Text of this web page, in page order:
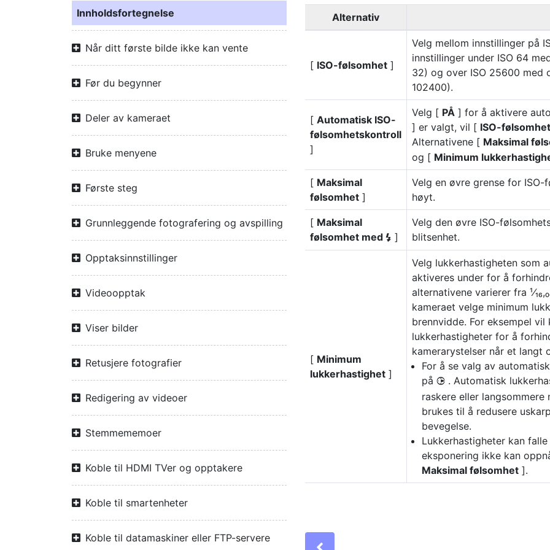
Innholdsfortegnelse
Når ditt første bilde ikke kan vente
Før du begynner
Deler av kameraet
Bruke menyene
Første steg
Grunnleggende fotografering og avspilling
Opptaksinnstillinger
Videoopptak
Viser bilder
Retusjere fotografier
Redigering av videoer
Stemmememoer
Koble til HDMI TVer og opptakere
Koble til smartenheter
Koble til datamaskiner eller FTP-servere
Alternativ
[ ISO-følsomhet ]
Velg mellom innstillinger på
innstillinger under ISO 64
32) og over ISO 25600 med
102400).
[ Automatisk ISO-
følsomhetskontroll
]
Velg [ PÅ ] for å aktivere
] er valgt, vil [ ISO-følsomhet
Alternativene [ Maksimal
og [ Minimum
[ Maksimal
følsomhet ]
Velg en øvre grense for
høyt.
[ Maksimal
følsomhet med c ]
Velg den øvre ISO-
blitsenhet.
[ Minimum
lukkerhastighet ]
Velg lukkerhastigheten som
aktiveres under for å
alternativene varierer fra
kameraet velge minimum
brennvidde. For eksempel
lukkerhastigheter for å
kamerarystelser når et langt
For å se valg av
på 2 . Automatisk
raskere eller langsommere
brukes til å redusere
bevegelse.
Lukkerhastigheter kan
eksponering ikke kan
Maksimal følsomhet ].